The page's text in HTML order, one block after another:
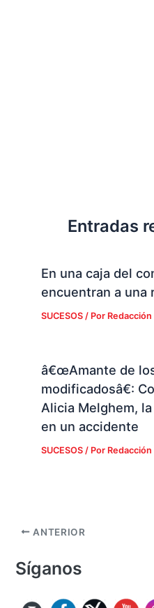
Entradas
En una caja del
encuentran a una
SUCESOS/ Por Redacción
â€œAmante de
modificadosâ€:
Alicia Melghem,
en un accidente
SUCESOS/ Por Redacción
ANTERIOR
Síganos